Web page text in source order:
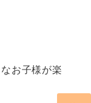
お子様が楽